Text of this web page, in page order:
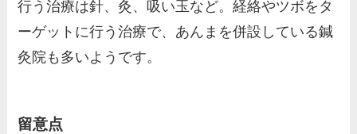
行う治療は針、灸、吸い玉など。経絡やツボをタ
ーゲットに行う治療で、あんまを併設している鍼
灸院も多いようです。
留意点